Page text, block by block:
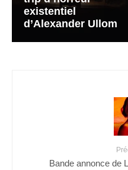
existentiel
d’Alexander Ullom
Bande annonce de